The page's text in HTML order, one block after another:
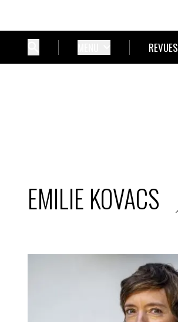
REVUES
EMILIE KOVACS